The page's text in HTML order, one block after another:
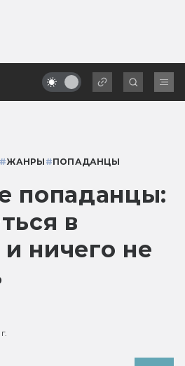
#ЖАНРЫ #ПОПАДАНЦЫ
попаданцы:
в
ничего не